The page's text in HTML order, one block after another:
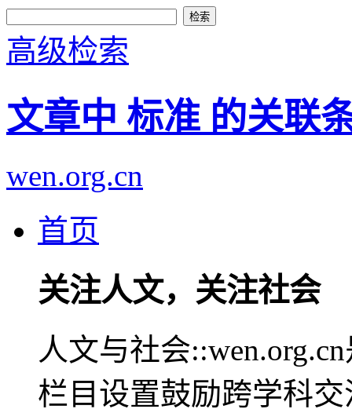
高级检索
文章中 标准 的关联
wen.org.cn
首页
关注人文，关注社会
人文与社会
栏目设置鼓励跨学科